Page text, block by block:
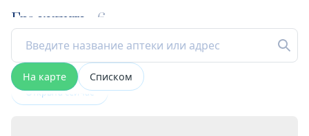
Где купить 6
На карте Списком
Открыта сейчас